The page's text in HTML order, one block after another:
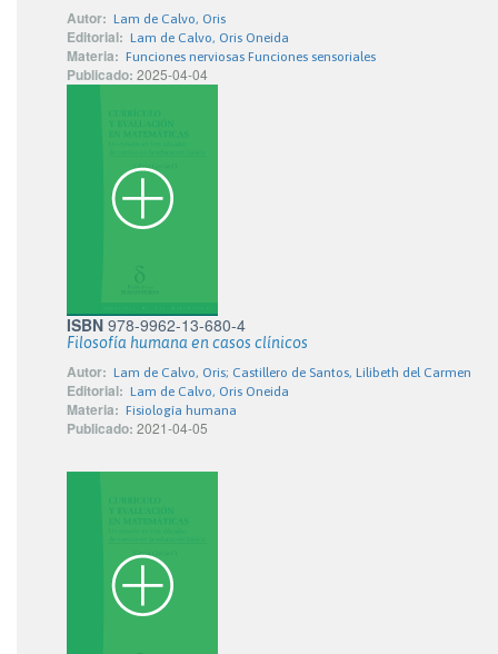
Autor: Lam de Calvo, Oris
Editorial: Lam de Calvo, Oris Oneida
Materia: Funciones nerviosas Funciones sensoriales
Publicado: 2025-04-04
ISBN 978-9962-13-680-4
Filosofía humana en casos clínicos
Autor: Lam de Calvo, Oris; Castillero de Santos, Lilibeth del Carmen
Editorial: Lam de Calvo, Oris Oneida
Materia: Fisiología humana
Publicado: 2021-04-05